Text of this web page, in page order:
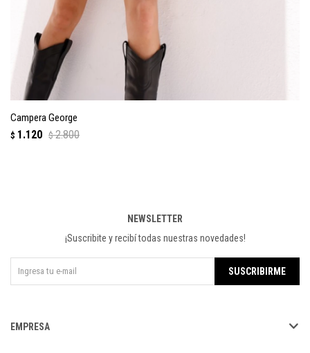
Campera George
$ 1.120 $ 2.800
EMPRESA
NEWSLETTER
¡Suscribite y recibí todas nuestras novedades!
SUSCRIBIRME